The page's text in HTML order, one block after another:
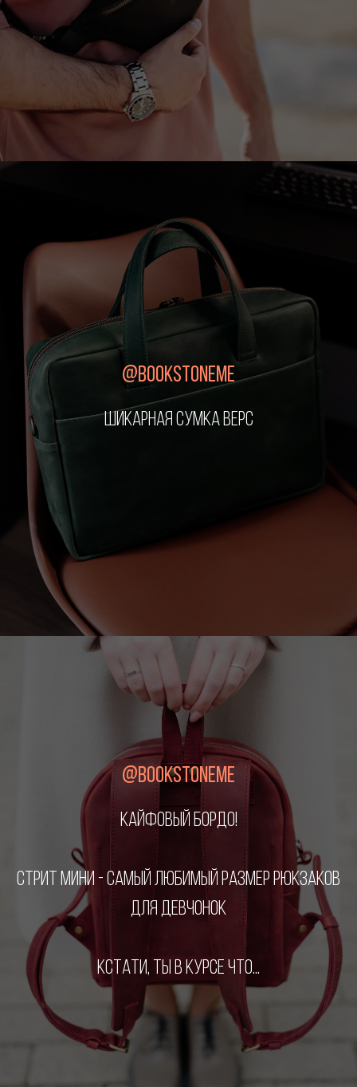
@BOOKSTONEME
ШИКАРНАЯ СУМКА ВЕРС
@BOOKSTONEME
КАЙФОВЫЙ БОРДО!
СТРИТ МИНИ - САМЫЙ ЛЮБИМЫЙ РАЗМЕР РЮКЗАКОВ
ДЛЯ ДЕВЧОНОК
КСТАТИ, ТЫ В КУРСЕ ЧТО...